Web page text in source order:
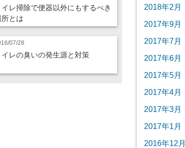
イレ掃除で便器以外にもするべき
とは
07/28
イレの臭いの発生源と対策
2018年2月
2017年9月
2017年7月
2017年6月
2017年5月
2017年4月
2017年3月
2017年1月
2016年12月